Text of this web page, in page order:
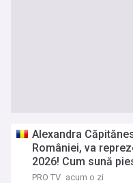
Alexandra
României, va
2026! Cum sună
melodie rock”
PRO TV acum o zi